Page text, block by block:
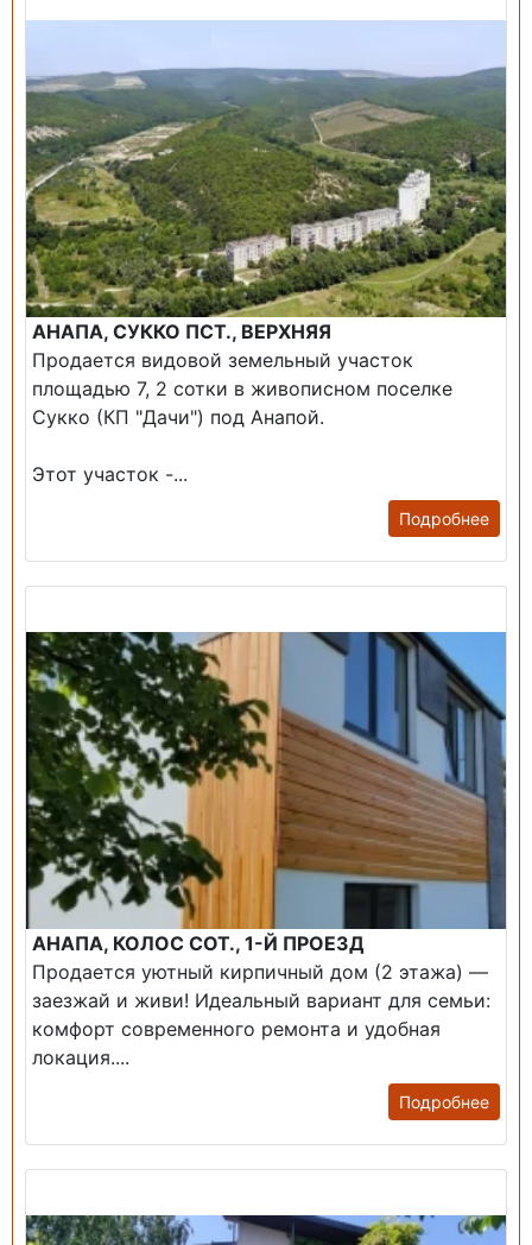
АНАПА, СУККО ПСТ., ВЕРХНЯЯ
Продается видовой земельный участок
площадью 7, 2 сотки в живописном поселке
Сукко (КП "Дачи") под Анапой.
Этот участок -...
Подробнее
АНАПА, КОЛОС СОТ., 1-Й ПРОЕЗД
Продается уютный кирпичный дом (2 этажа) —
заезжай и живи! ​Идеальный вариант для семьи:
комфорт современного ремонта и удобная
локация....
Подробнее